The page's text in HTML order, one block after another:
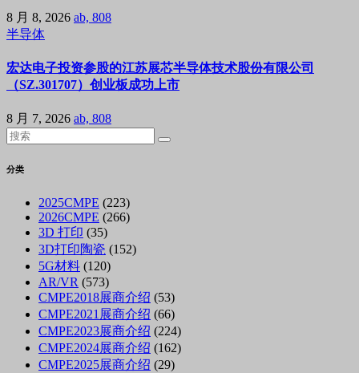
8 月 8, 2026 ab, 808
半导体
宏达电子投资参股的江苏展芯半导体技术股份有限公司
（SZ.301707）创业板成功上市
8 月 7, 2026 ab, 808
分类
2025CMPE (223)
2026CMPE (266)
3D 打印 (35)
3D打印陶瓷 (152)
5G材料 (120)
AR/VR (573)
CMPE2018展商介绍 (53)
CMPE2021展商介绍 (66)
CMPE2023展商介绍 (224)
CMPE2024展商介绍 (162)
CMPE2025展商介绍 (29)